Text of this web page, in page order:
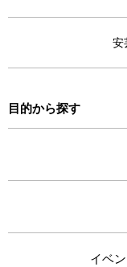
安
目的から探す
イベ